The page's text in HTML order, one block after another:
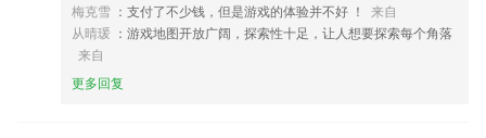
梅克雪 ：支付了不少钱，但是游戏的体验并不好 ！
来自
从晴瑗 ：游戏地图开放广阔，探索性十足，让人想要探索每个角落
来自
更多回复